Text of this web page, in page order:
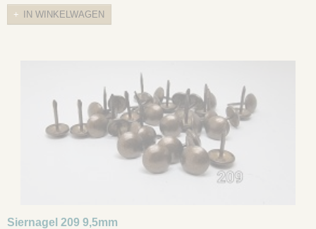
IN WINKELWAGEN
Siernagel 209 9,5mm